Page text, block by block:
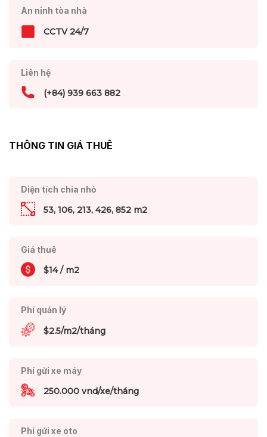
An ninh tòa nhà
CCTV 24/7
Liên hệ
(+84) 939 663 882
THÔNG TIN GIÁ THUÊ
Diện tích chia nhỏ
53, 106, 213, 426, 852 m2
Giá thuê
$14 / m2
Phí quản lý
$2.5/m2/tháng
Phí gửi xe máy
250.000 vnd/xe/tháng
Phí gửi xe oto